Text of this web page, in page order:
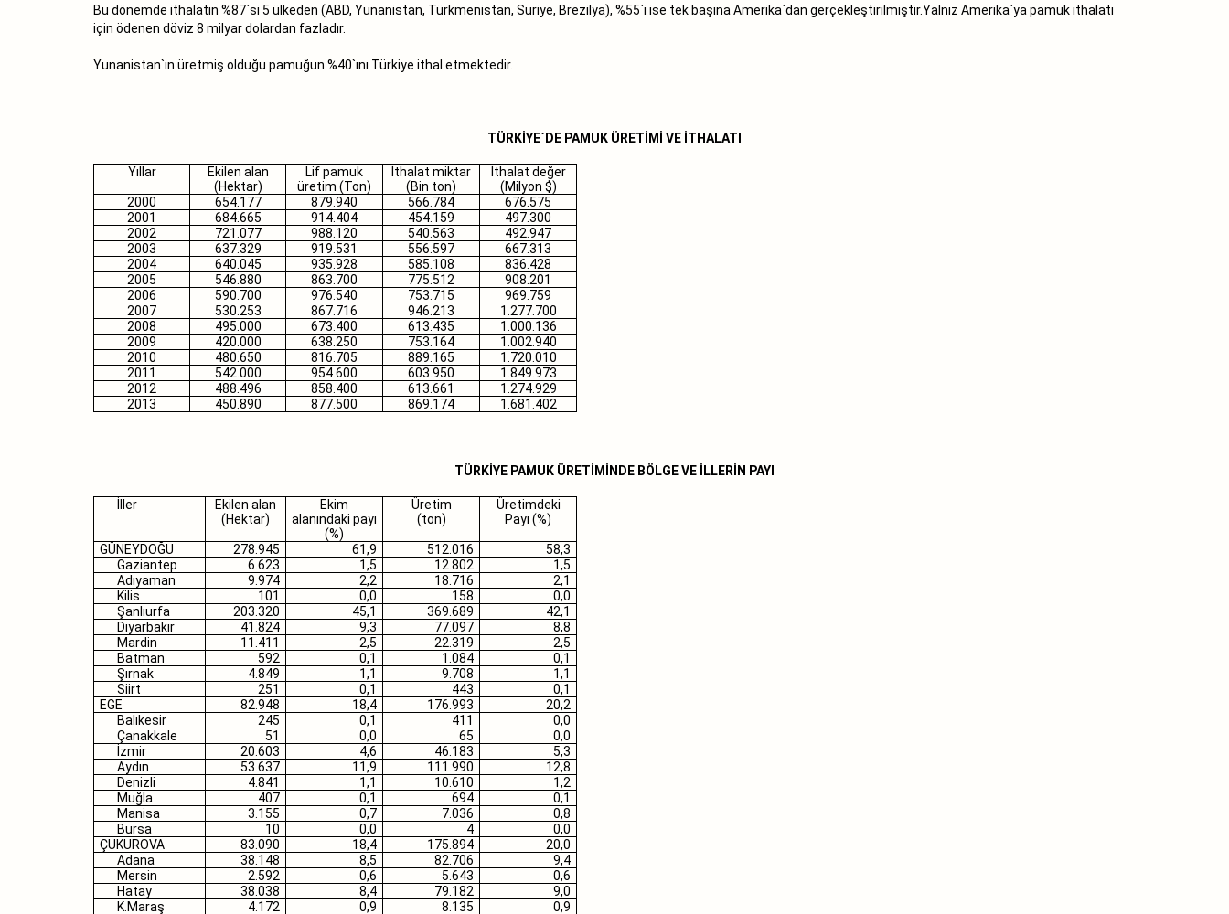
Bu dönemde ithalatın %87`si 5 ülkeden (ABD, Yunanistan, Türkmenistan, Suriye, Brezilya), %55`i ise tek başına Amerika`dan gerçekleştirilmiştir.Yalnız Amerika`ya pamuk ithalatı
için ödenen döviz 8 milyar dolardan fazladır.
Yunanistan`ın üretmiş olduğu pamuğun %40`ını Türkiye ithal etmektedir.
TÜRKİYE`DE PAMUK ÜRETİMİ VE İTHALATI
Yıllar
Ekilen alan
(Hektar)
Lif pamuk
üretim (Ton)
İthalat miktar
(Bin ton)
İthalat değer
(Milyon $)
2000
654.177 879.940 566.784
676.575
2001
684.665 914.404 454.159
497.300
2002
721.077 988.120 540.563
492.947
2003
637.329 919.531 556.597
667.313
2004
640.045 935.928 585.108
836.428
2005
546.880 863.700 775.512
908.201
2006
590.700 976.540 753.715
969.759
2007
530.253 867.716 946.213
1.277.700
2008
495.000 673.400 613.435
1.000.136
2009
420.000 638.250 753.164
1.002.940
2010
480.650 816.705 889.165
1.720.010
2011
542.000 954.600 603.950
1.849.973
2012
488.496 858.400 613.661 1.274.929
2013
450.890 877.500 869.174 1.681.402
TÜRKİYE PAMUK ÜRETİMİNDE BÖLGE VE İLLERİN PAYI
İller
Ekilen alan
(Hektar)
Ekim
alanındaki payı
(%)
Üretim
(ton)
Üretimdeki
Payı (%)
GÜNEYDOĞU 278.945 61,9 512.016
58,3
Gaziantep
6.623 1,5 12.802
1,5
Adıyaman
9.974 2,2 18.716
2,1
Kilis
101 0,0 158
0,0
Şanlıurfa
203.320 45,1 369.689
42,1
Diyarbakır
41.824 9,3 77.097
8,8
Mardin
11.411 2,5 22.319
2,5
Batman
592 0,1 1.084
0,1
Şırnak
4.849 1,1 9.708
1,1
Siirt
251 0,1 443
0,1
EGE
82.948 18,4 176.993
20,2
Balıkesir
245 0,1 411
0,0
Çanakkale
51 0,0 65
0,0
İzmir
20.603 4,6 46.183
5,3
Aydın
53.637 11,9 111.990
12,8
Denizli
4.841 1,1 10.610
1,2
Muğla
407 0,1 694
0,1
Manisa
3.155 0,7 7.036
0,8
Bursa
10 0,0 4
0,0
ÇUKUROVA
83.090 18,4 175.894
20,0
Adana
38.148 8,5 82.706
9,4
Mersin
2.592 0,6 5.643
0,6
Hatay
38.038 8,4 79.182
9,0
K.Maraş
4.172 0,9 8.135
0,9